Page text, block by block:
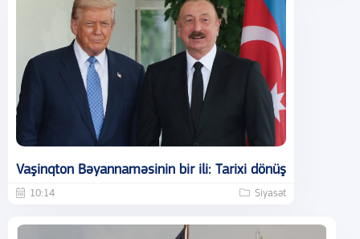
Vaşinqton Bəyannaməsinin bir ili: Tarixi dönüş
10:14 Siyasət